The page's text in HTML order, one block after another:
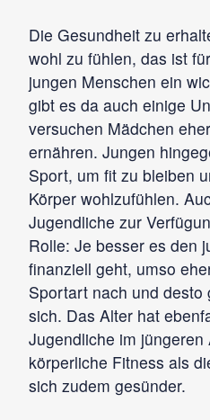
Die Gesundheit zu
wohl zu fühlen, das ist
jungen Menschen ein
gibt es da auch einige
versuchen Mädchen
ernähren. Jungen
Sport, um fit zu bleiben
Körper wohlzufühlen.
Jugendliche zur
Rolle: Je besser es den
finanziell geht, umso
Sportart nach und desto
sich. Das Alter hat
Jugendliche im
körperliche Fitness als
sich zudem gesünder.